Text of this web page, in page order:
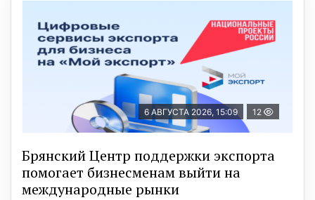
6 АВГУСТА 2026, 15:09 12
Брянский Центр поддержки экспорта
помогает бизнесменам выйти на
международные рынки